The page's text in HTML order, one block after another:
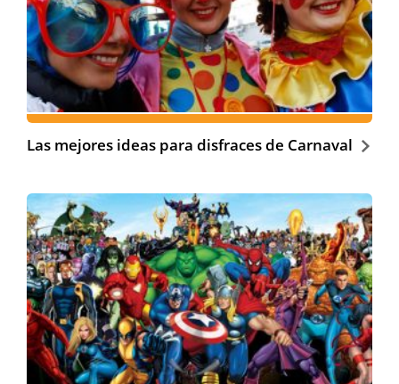
Las mejores ideas para disfraces de Carnaval